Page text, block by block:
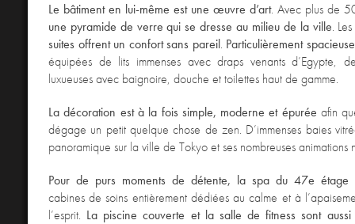
Le bâtiment en lui-même est une œuvre d’art. Avec plus de
une pyramide de verre qui se dresse au milieu de la ville.
suites offrent un confort sans pareil. Particulièrement
équipées de lits immenses avec draps venants d’Egypte,
luxueuses avec baignoire, douche et toilettes haut de gamme.
La décoration est à la fois simple, moderne et épurée afin
dégage un petit quelque chose de zen. D’immenses baies
panoramique sur la ville de Tokyo et ses nombreuses animations
Pour de purs moments de détente, la spa du 47e étage
cabines de soins entièrement dédiées au calme et à
l’esprit. La piscine couverte et la salle de fitness sont